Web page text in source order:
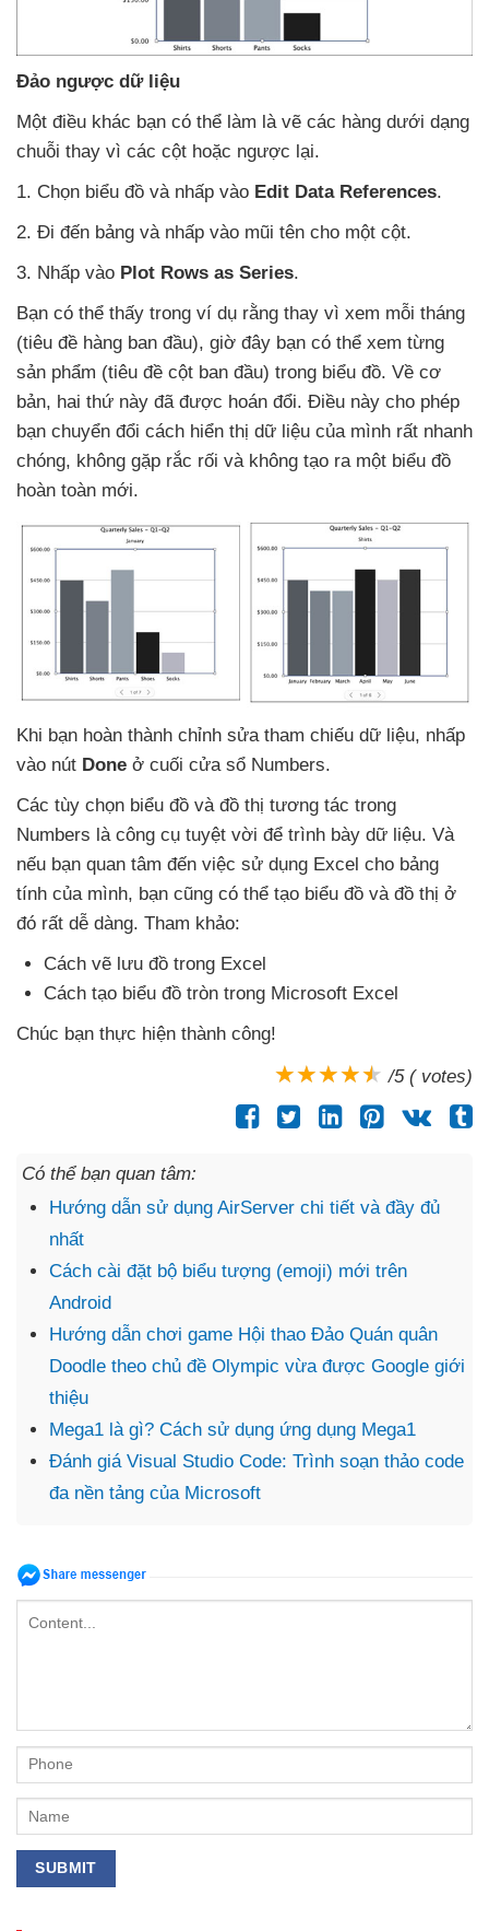
Đảo ngược dữ liệu
Một điều khác bạn có thể làm là vẽ các hàng dưới dạng
chuỗi thay vì các cột hoặc ngược lại.
1. Chọn biểu đồ và nhấp vào Edit Data References.
2. Đi đến bảng và nhấp vào mũi tên cho một cột.
3. Nhấp vào Plot Rows as Series.
Bạn có thể thấy trong ví dụ rằng thay vì xem mỗi tháng
(tiêu đề hàng ban đầu), giờ đây bạn có thể xem từng
sản phẩm (tiêu đề cột ban đầu) trong biểu đồ. Về cơ
bản, hai thứ này đã được hoán đổi. Điều này cho phép
bạn chuyển đổi cách hiển thị dữ liệu của mình rất nhanh
chóng, không gặp rắc rối và không tạo ra một biểu đồ
hoàn toàn mới.
Khi bạn hoàn thành chỉnh sửa tham chiếu dữ liệu, nhấp
vào nút Done ở cuối cửa sổ Numbers.
Các tùy chọn biểu đồ và đồ thị tương tác trong
Numbers là công cụ tuyệt vời để trình bày dữ liệu. Và
nếu bạn quan tâm đến việc sử dụng Excel cho bảng
tính của mình, bạn cũng có thể tạo biểu đồ và đồ thị ở
đó rất dễ dàng. Tham khảo:
Cách vẽ lưu đồ trong Excel
Cách tạo biểu đồ tròn trong Microsoft Excel
Chúc bạn thực hiện thành công!
/5 ( votes)
Có thể bạn quan tâm:
Hướng dẫn sử dụng AirServer chi tiết và đầy đủ
nhất
Cách cài đặt bộ biểu tượng (emoji) mới trên
Android
Hướng dẫn chơi game Hội thao Đảo Quán quân
Doodle theo chủ đề Olympic vừa được Google giới
thiệu
Mega1 là gì? Cách sử dụng ứng dụng Mega1
Đánh giá Visual Studio Code: Trình soạn thảo code
đa nền tảng của Microsoft